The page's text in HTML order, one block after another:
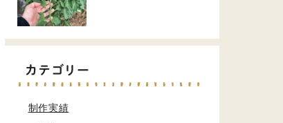
カテゴリー
制作実績